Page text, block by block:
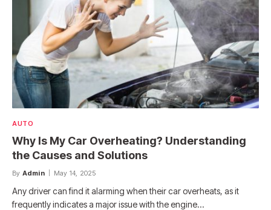
AUTO
Why Is My Car Overheating? Understanding
the Causes and Solutions
By Admin May 14, 2025
Any driver can find it alarming when their car overheats, as it
frequently indicates a major issue with the engine…